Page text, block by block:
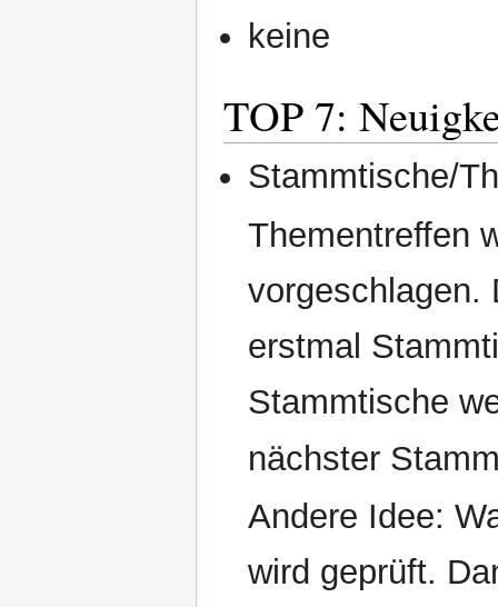
keine
TOP 7:
Stammtische/
Thementreffen
vorgeschlagen.
erstmal
Stammtische
nächster
Andere Idee:
wird geprüft.